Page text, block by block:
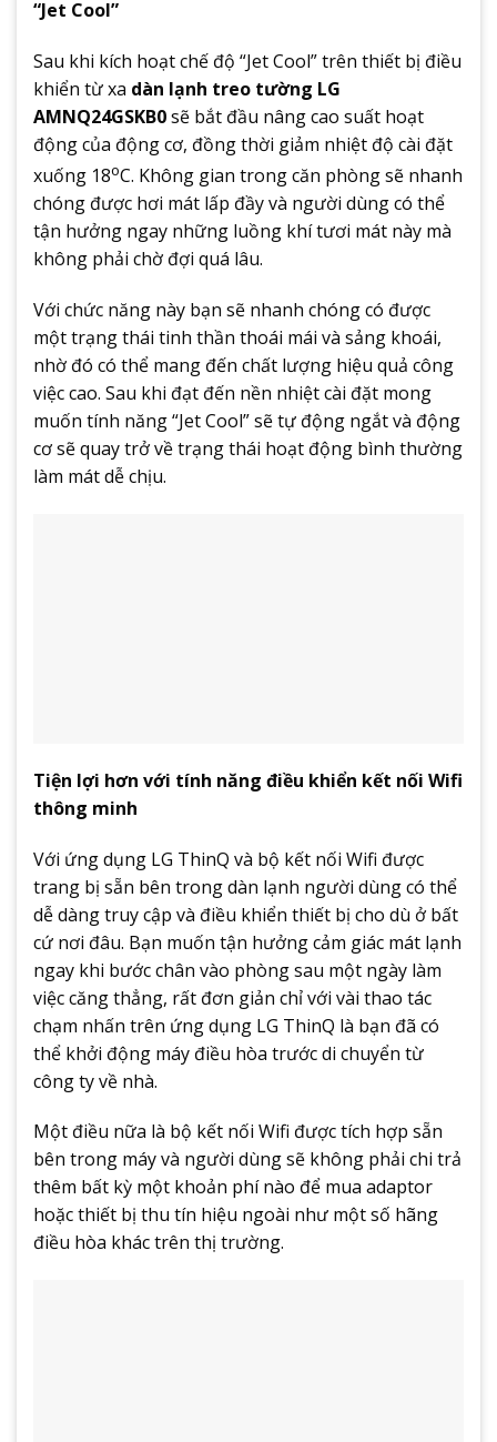
“Jet Cool”
Sau khi kích hoạt chế độ “Jet Cool” trên thiết bị điều
khiển từ xa dàn lạnh treo tường LG
AMNQ24GSKB0sẽ bắt đầu nâng cao suất hoạt
động của động cơ, đồng thời giảm nhiệt độ cài đặt
xuống 18oC. Không gian trong căn phòng sẽ nhanh
chóng được hơi mát lấp đầy và người dùng có thể
tận hưởng ngay những luồng khí tươi mát này mà
không phải chờ đợi quá lâu.
Với chức năng này bạn sẽ nhanh chóng có được
một trạng thái tinh thần thoái mái và sảng khoái,
nhờ đó có thể mang đến chất lượng hiệu quả công
việc cao. Sau khi đạt đến nền nhiệt cài đặt mong
muốn tính năng “Jet Cool” sẽ tự động ngắt và động
cơ sẽ quay trở về trạng thái hoạt động bình thường
làm mát dễ chịu.
Tiện lợi hơn với tính năng điều khiển kết nối Wifi
thông minh
Với ứng dụng LG ThinQ và bộ kết nối Wifi được
trang bị sẵn bên trong dàn lạnh người dùng có thể
dễ dàng truy cập và điều khiển thiết bị cho dù ở bất
cứ nơi đâu. Bạn muốn tận hưởng cảm giác mát lạnh
ngay khi bước chân vào phòng sau một ngày làm
việc căng thẳng, rất đơn giản chỉ với vài thao tác
chạm nhấn trên ứng dụng LG ThinQ là bạn đã có
thể khởi động máy điều hòa trước di chuyển từ
công ty về nhà.
Một điều nữa là bộ kết nối Wifi được tích hợp sẵn
bên trong máy và người dùng sẽ không phải chi trả
thêm bất kỳ một khoản phí nào để mua adaptor
hoặc thiết bị thu tín hiệu ngoài như một số hãng
điều hòa khác trên thị trường.